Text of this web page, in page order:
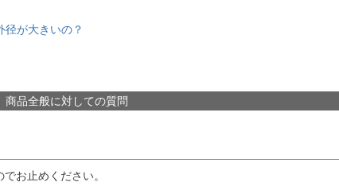
が大きいの？
商品全般に対しての質問
お止めください。